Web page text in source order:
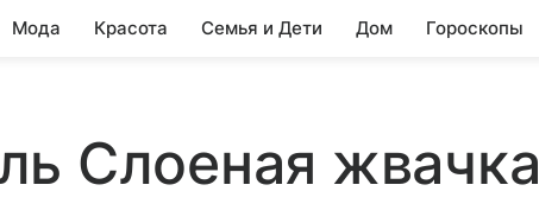
Мода Красота Семья и Дети Дом Гороскопы
Слоеная жвачка